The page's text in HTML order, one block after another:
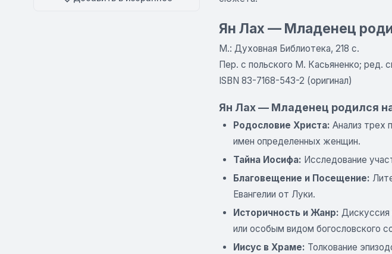
Ян Лах — Младенец
М.: Духовная Библиотека, 218 с.
Пер. с польского М. Касьяненко; ред.
ISBN 83-7168-543-2 (оригинал)
Ян Лах — Младенец родился
Родословие Христа: Анализ трех
имен определенных женщин.
Тайна Иосифа: Исследование
Благовещение и Посещение:
Евангелии от Луки.
Историчность и Жанр: Дискуссия
или особым видом богословского
Иисус в Храме: Толкование